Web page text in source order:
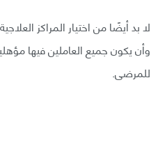
لا بد أيضًا من اختيار المراكز
وأن يكون جميع العاملين فيها
للمرضى.